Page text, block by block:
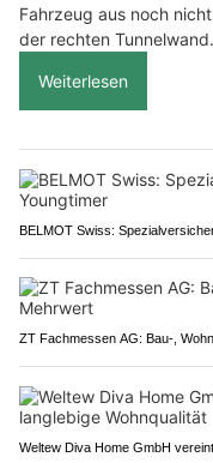
Fahrzeug aus noch
der rechten Tunnelwand.
Weiterlesen
BELMOT Swiss:
ZT Fachmessen AG: Bau-,
Weltew Diva Home GmbH